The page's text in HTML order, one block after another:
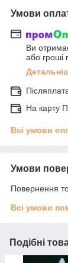
Умови
Ви
або гроші
На карту
Всі умови
Умови
Повернення
Всі умови
Подібні